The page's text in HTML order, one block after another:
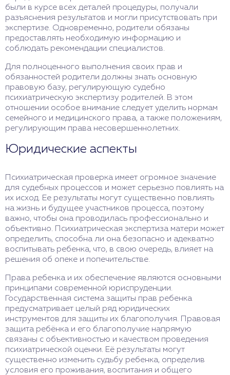
были в курсе всех деталей процедуры, получали
разъяснения результатов и могли присутствовать при
экспертизе. Одновременно, родители обязаны
предоставлять необходимую информацию и
соблюдать рекомендации специалистов.
Для полноценного выполнения своих прав и
обязанностей родители должны знать основную
правовую базу, регулирующую судебно
психиатрическую экспертизу родителей. В этом
отношении особое внимание следует уделить нормам
семейного и медицинского права, а также положениям,
регулирующим права несовершеннолетних.
Юридические аспекты
Психиатрическая проверка имеет огромное значение
для судебных процессов и может серьезно повлиять на
их исход. Ее результаты могут существенно повлиять
на жизнь и будущее участников процесса, поэтому
важно, чтобы она проводилась профессионально и
объективно. Психиатрическая экспертиза матери может
определить, способна ли она безопасно и адекватно
воспитывать ребенка, что, в свою очередь, влияет на
решения об опеке и попечительстве.
Права ребенка и их обеспечение являются основными
принципами современной юриспруденции.
Государственная система защиты прав ребенка
предусматривает целый ряд юридических
инструментов для защиты их благополучия. Правовая
защита ребёнка и его благополучие напрямую
связаны с объективностью и качеством проведения
психиатрической оценки. Её результаты могут
существенно изменить судьбу ребенка, определив
условия его проживания, воспитания и общего